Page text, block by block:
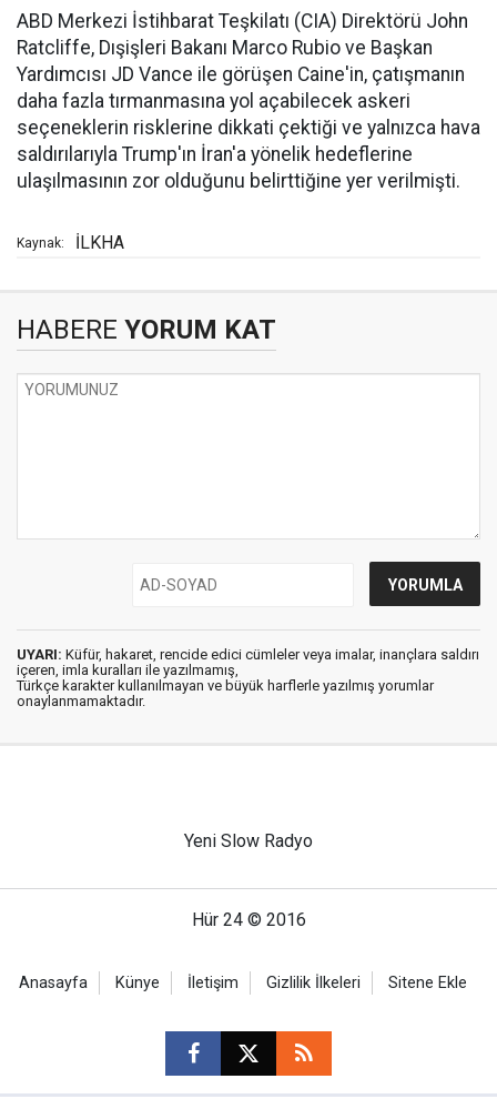
ABD Merkezi İstihbarat Teşkilatı (CIA) Direktörü John
Ratcliffe, Dışişleri Bakanı Marco Rubio ve Başkan
Yardımcısı JD Vance ile görüşen Caine'in, çatışmanın
daha fazla tırmanmasına yol açabilecek askeri
seçeneklerin risklerine dikkati çektiği ve yalnızca hava
saldırılarıyla Trump'ın İran'a yönelik hedeflerine
ulaşılmasının zor olduğunu belirttiğine yer verilmişti.
Kaynak: İLKHA
HABERE YORUM KAT
UYARI: Küfür, hakaret, rencide edici cümleler veya imalar, inançlara saldırı
içeren, imla kuralları ile yazılmamış,
Türkçe karakter kullanılmayan ve büyük harflerle yazılmış yorumlar
onaylanmamaktadır.
Yeni Slow Radyo
Hür 24 © 2016
Anasayfa Künye İletişim Gizlilik İlkeleri Sitene Ekle